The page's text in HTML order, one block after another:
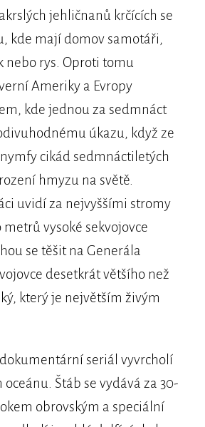
jehličnanů krčících se
kde mají domov samotáři,
nebo rys. Oproti tomu
Ameriky a Evropy
kde jednou za sedmnáct
úkazu, když ze
cikád sedmnáctiletých
hmyzu na světě.
uvidí za nejvyššími stromy
metrů vysoké sekvojovce
se těšit na Generála
desetkrát většího než
který je největším živým
seriál vyvrcholí
Štáb se vydává za 30-
obrovským a speciální